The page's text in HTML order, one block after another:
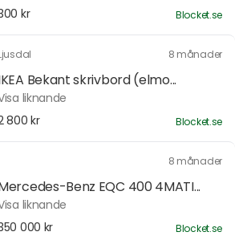
kr
Blocket.se
8 månader
Bekant skrivbord (elmo...
liknande
800 kr
Blocket.se
8 månader
Benz EQC 400 4MATI...
liknande
000 kr
Blocket.se